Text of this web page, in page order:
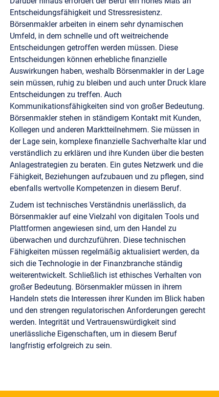
Entscheidungsfähigkeit und Stressresistenz.
Börsenmakler arbeiten in einem sehr dynamischen
Umfeld, in dem schnelle und oft weitreichende
Entscheidungen getroffen werden müssen. Diese
Entscheidungen können erhebliche finanzielle
Auswirkungen haben, weshalb Börsenmakler in der Lage
sein müssen, ruhig zu bleiben und auch unter Druck klare
Entscheidungen zu treffen. Auch
Kommunikationsfähigkeiten sind von großer Bedeutung.
Börsenmakler stehen in ständigem Kontakt mit Kunden,
Kollegen und anderen Marktteilnehmern. Sie müssen in
der Lage sein, komplexe finanzielle Sachverhalte klar und
verständlich zu erklären und ihre Kunden über die besten
Anlagestrategien zu beraten. Ein gutes Netzwerk und die
Fähigkeit, Beziehungen aufzubauen und zu pflegen, sind
ebenfalls wertvolle Kompetenzen in diesem Beruf.
Zudem ist technisches Verständnis unerlässlich, da
Börsenmakler auf eine Vielzahl von digitalen Tools und
Plattformen angewiesen sind, um den Handel zu
überwachen und durchzuführen. Diese technischen
Fähigkeiten müssen regelmäßig aktualisiert werden, da
sich die Technologie in der Finanzbranche ständig
weiterentwickelt. Schließlich ist ethisches Verhalten von
großer Bedeutung. Börsenmakler müssen in ihrem
Handeln stets die Interessen ihrer Kunden im Blick haben
und den strengen regulatorischen Anforderungen gerecht
werden. Integrität und Vertrauenswürdigkeit sind
unerlässliche Eigenschaften, um in diesem Beruf
langfristig erfolgreich zu sein.